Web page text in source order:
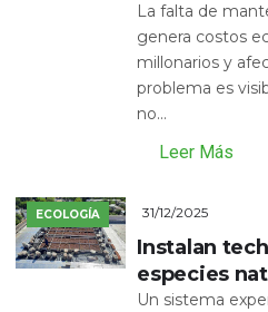
La falta de
genera costos
millonarios y
problema es
no...
Leer Más
ECOLOGÍA 31/12/2025
Instalan
especies
Un sistema